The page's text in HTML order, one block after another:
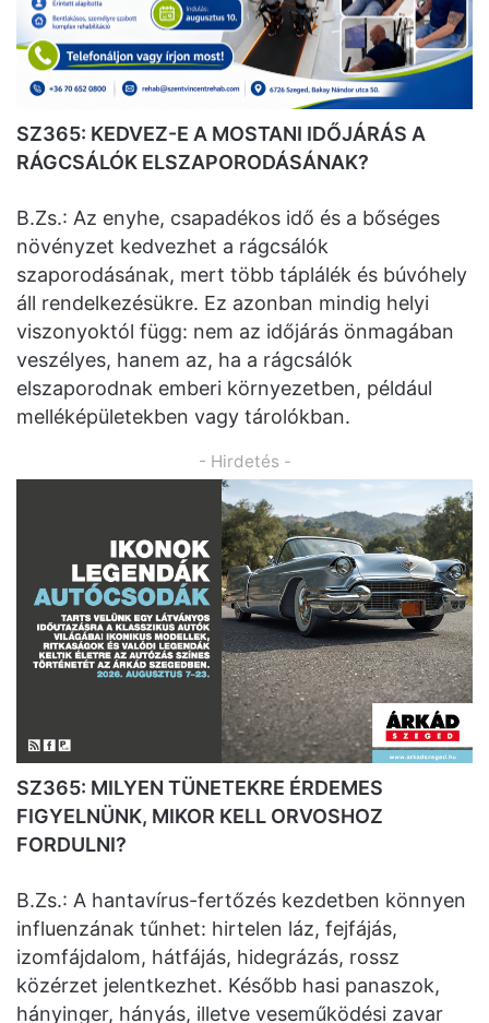
SZ365: KEDVEZ-E A MOSTANI IDŐJÁRÁS A
RÁGCSÁLÓK ELSZAPORODÁSÁNAK?
B.Zs.: Az enyhe, csapadékos idő és a bőséges
növényzet kedvezhet a rágcsálók
szaporodásának, mert több táplálék és búvóhely
áll rendelkezésükre. Ez azonban mindig helyi
viszonyoktól függ: nem az időjárás önmagában
veszélyes, hanem az, ha a rágcsálók
elszaporodnak emberi környezetben, például
melléképületekben vagy tárolókban.
- Hirdetés -
SZ365: MILYEN TÜNETEKRE ÉRDEMES
FIGYELNÜNK, MIKOR KELL ORVOSHOZ
FORDULNI?
B.Zs.: A hantavírus-fertőzés kezdetben könnyen
influenzának tűnhet: hirtelen láz, fejfájás,
izomfájdalom, hátfájás, hidegrázás, rossz
közérzet jelentkezhet. Később hasi panaszok,
hányinger, hányás, illetve veseműködési zavar